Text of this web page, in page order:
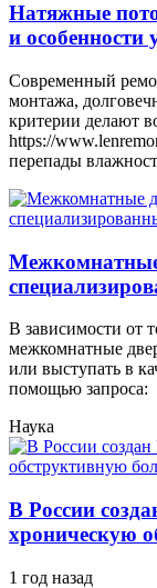
Натяжные
и особенности
Современный
монтажа,
критерии делают
https://
перепады
В зависимости от
межкомнатные
или выступать в
помощью запроса:
Наука
В России
хроническую
1 год назад